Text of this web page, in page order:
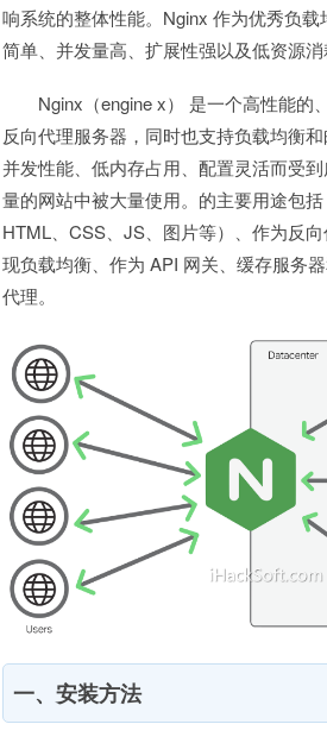
响系统的整体性能。Nginx 作为优秀负
简单、并发量高、扩展性强以及低资源消
Nginx（engine x） 是一个高性能的
反向代理服务器，同时也支持负载均衡
并发性能、低内存占用、配置灵活而受
量的网站中被大量使用。的主要用途包
HTML、CSS、JS、图片等）、作为反
现负载均衡、作为 API 网关、缓存服务
代理。
一、安装方法